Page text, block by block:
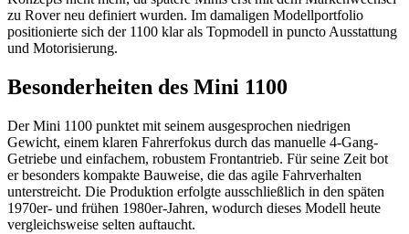
zu Rover neu definiert wurden. Im damaligen Modellportfolio
positionierte sich der 1100 klar als Topmodell in puncto Ausstattung
und Motorisierung.
Besonderheiten des Mini 1100
Der Mini 1100 punktet mit seinem ausgesprochen niedrigen
Gewicht, einem klaren Fahrerfokus durch das manuelle 4-Gang-
Getriebe und einfachem, robustem Frontantrieb. Für seine Zeit bot
er besonders kompakte Bauweise, die das agile Fahrverhalten
unterstreicht. Die Produktion erfolgte ausschließlich in den späten
1970er- und frühen 1980er-Jahren, wodurch dieses Modell heute
vergleichsweise selten auftaucht.